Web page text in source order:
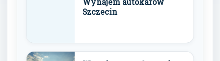
Szczecin